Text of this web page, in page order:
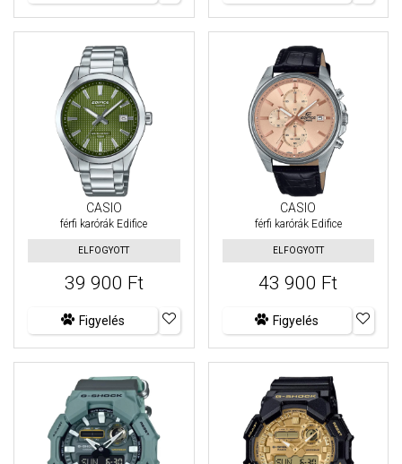
CASIO
férfi karórák Edifice
ELFOGYOTT
39 900 Ft
Figyelés
CASIO
férfi karórák Edifice
ELFOGYOTT
43 900 Ft
Figyelés